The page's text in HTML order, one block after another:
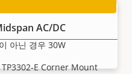
AC/DC
아닌 경우 30W
TP3302-E Corner Mount